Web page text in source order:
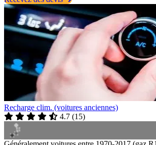
Recharge clim. (voitures anciennes)
4.7 (15)